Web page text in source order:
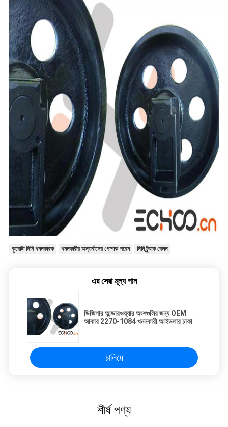
কুবোটা মিনি খননকারক খননকারীর অন্তর্বাসের পোশাক পরেন মিনি ট্র্যাক বেলন
এর সেরা মূল্য পান
ডিজিগার আন্ডারওয়্যার অংশগুলির জন্য OEM
আকার 2270-1084 খননকারী আইডলার চাকা
চালিয়ে
শীর্ষ পণ্য